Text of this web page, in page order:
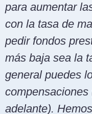
para aumentar
con la tasa de
pedir fondos
más baja sea la
general puedes
adelante).